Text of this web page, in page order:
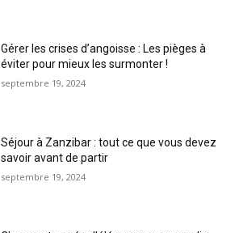
Gérer les crises d’angoisse : Les pièges à
éviter pour mieux les surmonter !
septembre 19, 2024
Séjour à Zanzibar : tout ce que vous devez
savoir avant de partir
septembre 19, 2024